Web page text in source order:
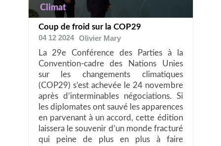
Climat
Coup de froid sur la COP29
04 12 2024
Olivier Mary
La 29e Conférence des Parties à la
Convention-cadre des Nations Unies
sur les changements climatiques
(COP29) s’est achevée le 24 novembre
après d’interminables négociations. Si
les diplomates ont sauvé les apparences
en parvenant à un accord, cette édition
laissera le souvenir d’un monde fracturé
qui peine de plus en plus à faire